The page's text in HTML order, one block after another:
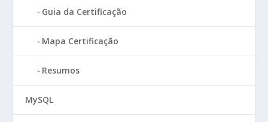
Guia da Certificação
Mapa Certificação
Resumos
MySQL